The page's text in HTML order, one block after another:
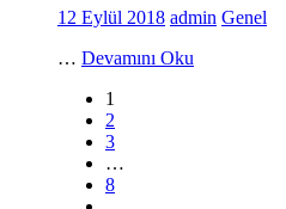
12 Eylül 2018 admin Genel
… Devamını Oku
1
2
3
…
8